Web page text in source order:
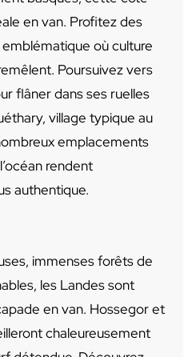
en van. Profitez des
où culture
Poursuivez vers
flâner dans ses ruelles
village typique au
emplacements
rendent
authentique.
immenses forêts de
les Landes sont
en van. Hossegor et
chaleureusement